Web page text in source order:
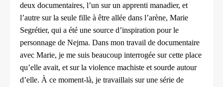
deux documentaires, l’un sur un apprenti manadier, et
l’autre sur la seule fille à être allée dans l’arène, Marie
Segrétier, qui a été une source d’inspiration pour le
personnage de Nejma. Dans mon travail de documentaire
avec Marie, je me suis beaucoup interrogée sur cette place
qu’elle avait, et sur la violence machiste et sourde autour
d’elle. À ce moment-là, je travaillais sur une série de